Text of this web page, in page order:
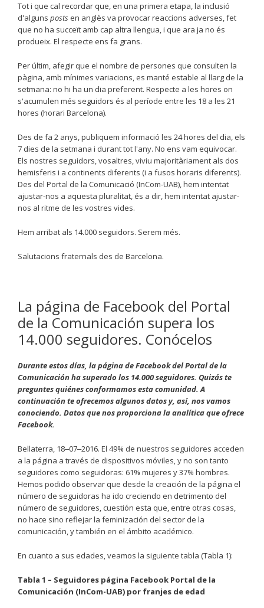
Tot i que cal recordar que, en una primera etapa, la inclusió
d'alguns posts en anglès va provocar reaccions adverses, fet
que no ha succeït amb cap altra llengua, i que ara ja no és
produeix. El respecte ens fa grans.
Per últim, afegir que el nombre de persones que consulten la
pàgina, amb mínimes variacions, es manté estable al llarg de la
setmana: no hi ha un dia preferent. Respecte a les hores on
s'acumulen més seguidors és al període entre les 18 a les 21
hores (horari Barcelona).
Des de fa 2 anys, publiquem informació les 24 hores del dia, els
7 dies de la setmana i durant tot l'any. No ens vam equivocar.
Els nostres seguidors, vosaltres, viviu majoritàriament als dos
hemisferis i a continents diferents (i a fusos horaris diferents).
Des del Portal de la Comunicació (InCom-UAB), hem intentat
ajustar-nos a aquesta pluralitat, és a dir, hem intentat ajustar-
nos al ritme de les vostres vides.
Hem arribat als 14.000 seguidors. Serem més.
Salutacions fraternals des de Barcelona.
La página de Facebook del Portal
de la Comunicación supera los
14.000 seguidores. Conócelos
Durante estos días, la página de Facebook del Portal de la
Comunicación ha superado los 14.000 seguidores. Quizás te
preguntes quiénes conformamos esta comunidad. A
continuación te ofrecemos algunos datos y, así, nos vamos
conociendo. Datos que nos proporciona la analítica que ofrece
Facebook.
Bellaterra, 18‒07‒2016. El 49% de nuestros seguidores acceden
a la página a través de dispositivos móviles, y no son tanto
seguidores como seguidoras: 61% mujeres y 37% hombres.
Hemos podido observar que desde la creación de la página el
número de seguidoras ha ido creciendo en detrimento del
número de seguidores, cuestión esta que, entre otras cosas,
no hace sino reflejar la feminización del sector de la
comunicación, y también en el ámbito académico.
En cuanto a sus edades, veamos la siguiente tabla (Tabla 1):
Tabla 1 – Seguidores página Facebook Portal de la
Comunicación (InCom-UAB) por franjes de edad